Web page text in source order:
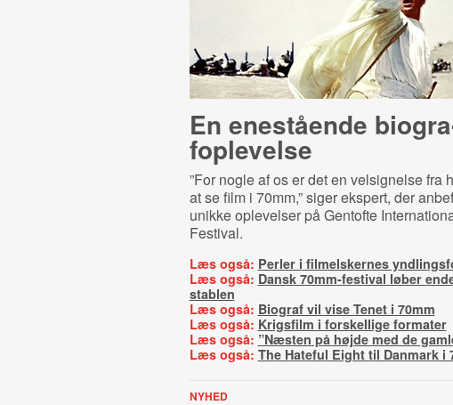
En enestående
fop­le­vel­se
”For nogle af os er det en velsignelse fra
at se film i 70mm,” siger ekspert, der
unikke oplevelser på Gentofte
Festival.
Læs også: Perler i filmelskernes
Læs også: Dansk 70mm-festival løber
stablen
Læs også: Biograf vil vise Tenet i 70mm
Læs også: Krigsfilm i forskellige formater
Læs også: ”Næsten på højde med de
Læs også: The Hateful Eight til Danmark i
NYHED